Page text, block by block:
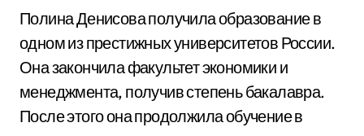
Полина Денисова получила образование в
одном из престижных университетов России.
Она закончила факультет экономики и
менеджмента, получив степень бакалавра.
После этого она продолжила обучение в